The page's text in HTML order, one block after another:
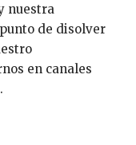
nuestra
de disolver
en canales